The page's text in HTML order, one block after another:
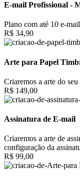
E-mail Profissional -
Plano com até 10 e-
R$ 34,90
Arte para Papel
Criaremos a arte do
R$ 149,00
Assinatura de E-mail
Criaremos a arte de
configuração da
R$ 99,00